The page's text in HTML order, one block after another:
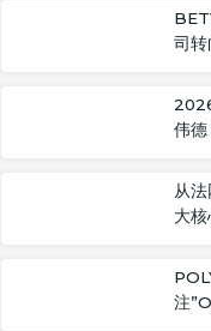
司转
伟
从
大
注